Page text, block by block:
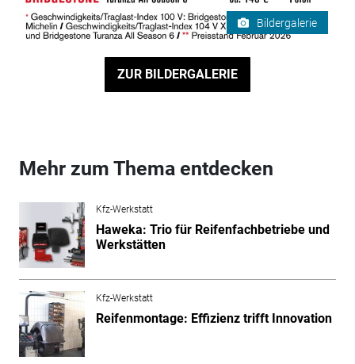
Bildergalerie
ZUR BILDERGALERIE
Mehr zum Thema entdecken
Kfz-Werkstatt
Haweka: Trio für Reifenfachbetriebe und
Werkstätten
Kfz-Werkstatt
Reifenmontage: Effizienz trifft Innovation